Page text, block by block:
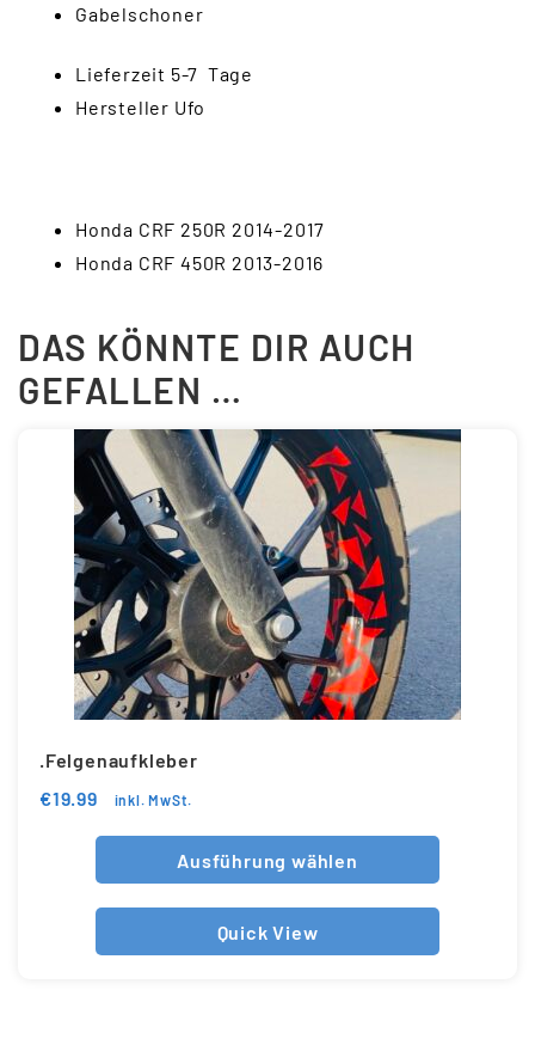
Gabelschoner
Lieferzeit 5-7 Tage
Hersteller Ufo
Honda CRF 250R 2014-2017
Honda CRF 450R 2013-2016
DAS KÖNNTE DIR AUCH
GEFALLEN …
.Felgenaufkleber
€19.99 inkl. MwSt.
Ausführung wählen
Quick View